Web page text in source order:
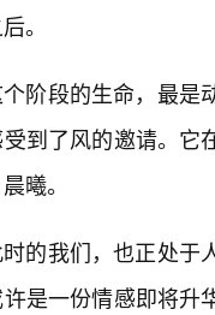
。
阶段的生命，最是
到了风的邀请。它
曦。
的我们，也正处于
是一份情感即将升